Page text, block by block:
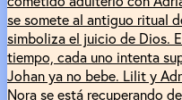
se somete al antiguo ritual
simboliza el juicio de Dios.
tiempo, cada uno intenta
Johan ya no bebe. Lilit y
Nora se está recuperando